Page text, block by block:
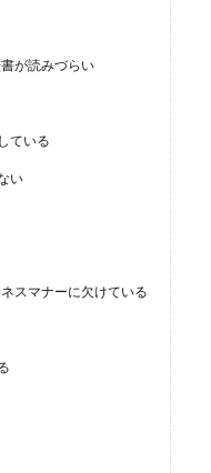
が読みづらい
ている
い
スマナーに欠けている